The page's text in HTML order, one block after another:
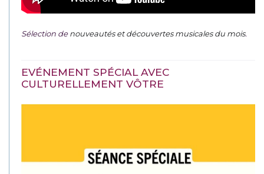
Sélection denouveautés et découvertes musicales du mois.
EVÉNEMENT SPÉCIAL AVEC
CULTURELLEMENT VÔTRE